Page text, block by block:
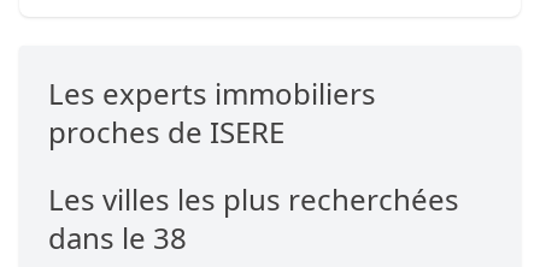
Les experts immobiliers
proches de ISERE
Les villes les plus recherchées
dans le 38